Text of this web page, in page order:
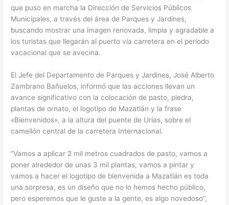
que puso en marcha la Dirección de Servicios Públicos
Municipales, a través del área de Parques y Jardines,
buscando mostrar una imagen renovada, limpia y agradable a
los turistas que llegarán al puerto vía carretera en el período
vacacional que se avecina.
El Jefe del Departamento de Parques y Jardines, José Alberto
Zambrano Bañuelos, informó que las acciones llevan un
avance significativo con la colocación de pasto, piedra,
plantas de ornato, el logotipo de Mazatlán y la frase
«Bienvenidos», a la altura del puente de Urías, sobre el
camellón central de la carretera Internacional.
“Vamos a aplicar 2 mil metros cuadrados de pasto, vamos a
poner alrededor de unas 3 mil plantas, vamos a pintar y
vamos a hacer el logotipo de bienvenida a Mazatlán es toda
una sorpresa, es un diseño que no lo hemos hecho público,
pero esperemos que le guste a la gente, es algo novedoso”,